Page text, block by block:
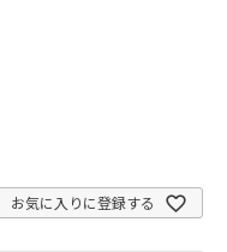
お気に入りに登録する